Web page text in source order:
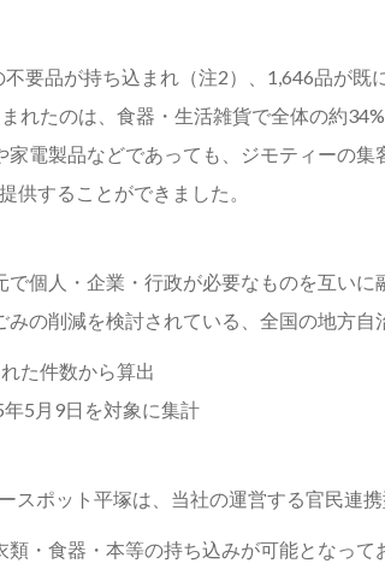
要品が持ち込まれ（注2）、1,646品が
たのは、食器・生活雑貨で全体の約
電製品などであっても、ジモティーの
供することができました。
個人・企業・行政が必要なものを互い
の削減を検討されている、全国の地方自
た件数から算出
5月9日を対象に集計
ポット平塚は、当社の運営する官民連
・食器・本等の持ち込みが可能となっ